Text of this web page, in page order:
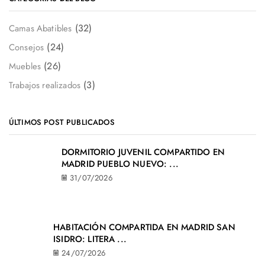
Camas Abatibles (32)
Consejos (24)
Muebles (26)
Trabajos realizados (3)
ÚLTIMOS POST PUBLICADOS
DORMITORIO JUVENIL COMPARTIDO EN
MADRID PUEBLO NUEVO: ...
31/07/2026
HABITACIÓN COMPARTIDA EN MADRID SAN
ISIDRO: LITERA ...
24/07/2026